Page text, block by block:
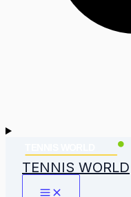
TENNIS WORLD